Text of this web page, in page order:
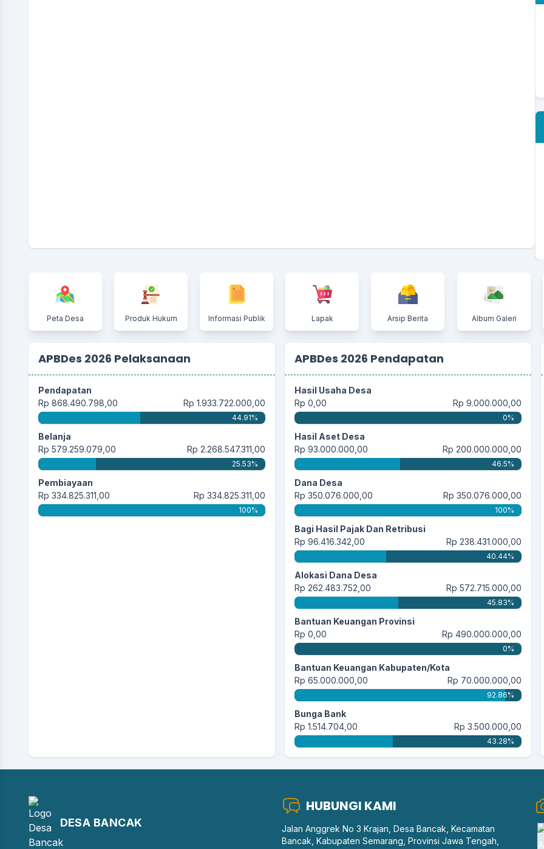
Peta Desa Produk Hukum Informasi Publik Lapak Arsip Berita Album Galeri
APBDes 2026 Pelaksanaan
Pendapatan
Rp 868.490.798,00
Rp 1.933.722.000,00
44.91%
Belanja
Rp 579.259.079,00
Rp 2.268.547.311,00
25.53%
Pembiayaan
Rp 334.825.311,00
Rp 334.825.311,00
100%
APBDes 2026 Pendapatan
Hasil Usaha Desa
Rp 0,00
Rp 9.000.000,00
0%
Hasil Aset Desa
Rp 93.000.000,00
Rp 200.000.000,00
46.5%
Dana Desa
Rp 350.076.000,00
Rp 350.076.000,00
100%
Bagi Hasil Pajak Dan Retribusi
Rp 96.416.342,00
Rp 238.431.000,00
40.44%
Alokasi Dana Desa
Rp 262.483.752,00
Rp 572.715.000,00
45.83%
Bantuan Keuangan Provinsi
Rp 0,00
Rp 490.000.000,00
0%
Bantuan Keuangan Kabupaten/Kota
Rp 65.000.000,00
Rp 70.000.000,00
92.86%
Bunga Bank
Rp 1.514.704,00
Rp 3.500.000,00
43.28%
DESA BANCAK
HUBUNGI KAMI
Jalan Anggrek No 3 Krajan, Desa Bancak, Kecamatan
Bancak, Kabupaten Semarang, Provinsi Jawa Tengah,